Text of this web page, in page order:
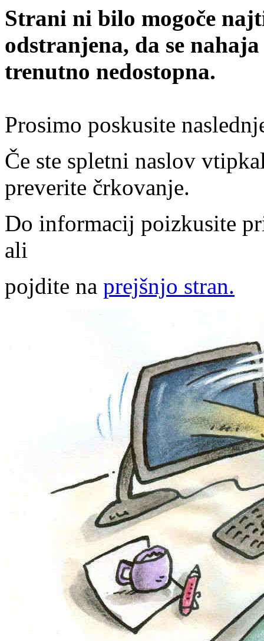
Strani ni bilo mogoče
odstranjena, da se
trenutno nedostopna.
Prosimo poskusite
Če ste spletni naslov
preverite črkovanje.
Do informacij poizkusite
ali
pojdite na prejšnjo stran.